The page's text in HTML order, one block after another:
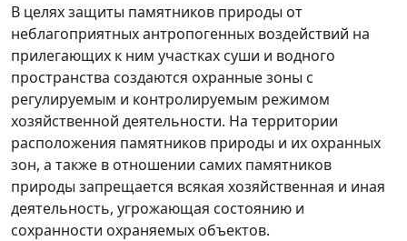
В целях защиты памятников природы от
неблагоприятных антропогенных воздействий на
прилегающих к ним участках суши и водного
пространства создаются охранные зоны с
регулируемым и контролируемым режимом
хозяйственной деятельности. На территории
расположения памятников природы и их охранных
зон, а также в отношении самих памятников
природы запрещается всякая хозяйственная и иная
деятельность, угрожающая состоянию и
сохранности охраняемых объектов.